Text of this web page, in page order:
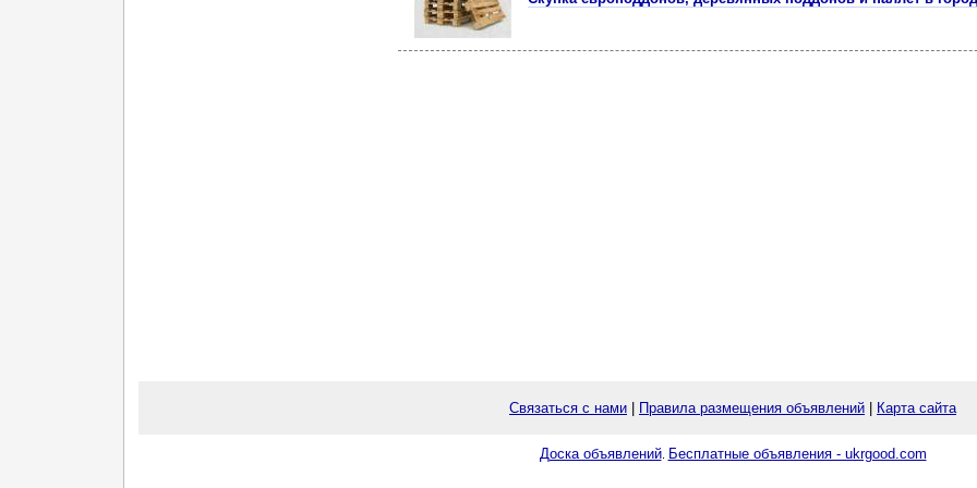
Связаться с нами Правила размещения объявлений Карта сайта
Доска объявлений. Бесплатные объявления - ukrgood.com